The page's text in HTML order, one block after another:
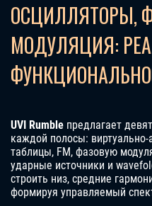
ОСЦИЛЛЯТОРЫ,
МОДУЛЯЦИЯ:
UVI Rumble предлагает
каждой полосы:
таблицы, FM, фазовую
ударные источники и
строить низ, средние
формируя управляемый